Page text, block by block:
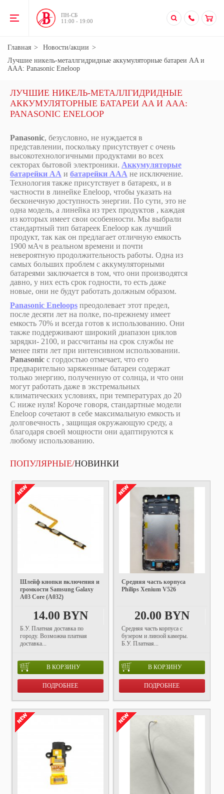
ПН-CБ
11:00 - 19:00
Главная
Новости/акции
​​Лучшие никель-металлгидридные аккумуляторные батареи AA и
AAA: Panasonic Eneloop
​​ЛУЧШИЕ НИКЕЛЬ-МЕТАЛЛГИДРИДНЫЕ
АККУМУЛЯТОРНЫЕ БАТАРЕИ AA И AAA:
PANASONIC ENELOOP
Panasonic, безусловно, не нуждается в
представлении, поскольку присутствует с очень
высокотехнологичными продуктами во всех
секторах бытовой электроники. Аккумуляторые
батарейки АА и батарейки ААА не исключение.
Технология также присутствует в батареях, и в
частности в линейке Eneloop, чтобы указать на
бесконечную доступность энергии. По сути, это не
одна модель, а линейка из трех продуктов , каждая
из которых имеет свои особенности. Мы выбрали
стандартный тип батареек Eneloop как лучший
продукт, так как он предлагает отличную емкость
1900 мАч в реальном времени и почти
невероятную продолжительность работы. Одна из
самых больших проблем с аккумуляторными
батареями заключается в том, что они производятся
давно, у них есть срок годности, то есть даже
новые, они не будут работать должным образом.
Panasonic Eneloops преодолевает этот предел,
после десяти лет на полке, по-прежнему имеет
емкость 70% и всегда готов к использованию. Они
также поддерживают широкий диапазон циклов
зарядки- 2100, и рассчитаны на срок службы не
менее пяти лет при интенсивном использовании.
Panasonic с гордостью отмечает, что его
предварительно заряженные батареи содержат
только энергию, полученную от солнца, и что они
могут работать даже в экстремальных
климатических условиях, при температурах до 20
C ниже нуля! Короче говоря, стандартные модели
Eneloop сочетают в себе максимальную емкость и
долговечность , защищая окружающую среду, а
благодаря своей мощности они адаптируются к
любому использованию.
ПОПУЛЯРНЫЕ/НОВИНКИ
Шлейф кнопки включения и
громкости Samsung Galaxy
A03 Core (A032)
14.00 BYN
Б.У. Платная доставка по
городу. Возможна платная
доставка...
В КОРЗИНУ
ПОДРОБНЕЕ
Средняя часть корпуса
Philips Xenium V526
20.00 BYN
Средняя часть корпуса с
бузером и линзой камеры.
Б.У. Платная...
В КОРЗИНУ
ПОДРОБНЕЕ